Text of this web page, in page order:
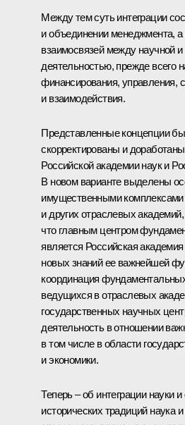
Между тем суть интеграции
и объединении менеджмента,
взаимосвязей между научной
деятельностью, прежде всего
финансирования, управления,
и взаимодействия.
Представленные концепции
скорректированы и
Российской академии наук и
В новом варианте выделены
имущественными комплексами
и других отраслевых
что главным центром
является Российская
новых знаний ее важнейшей
координация
ведущихся в отраслевых
государственных научных
деятельность в отношении
в том числе в области
и экономики.
Теперь – об интеграции науки
исторических традиций наука